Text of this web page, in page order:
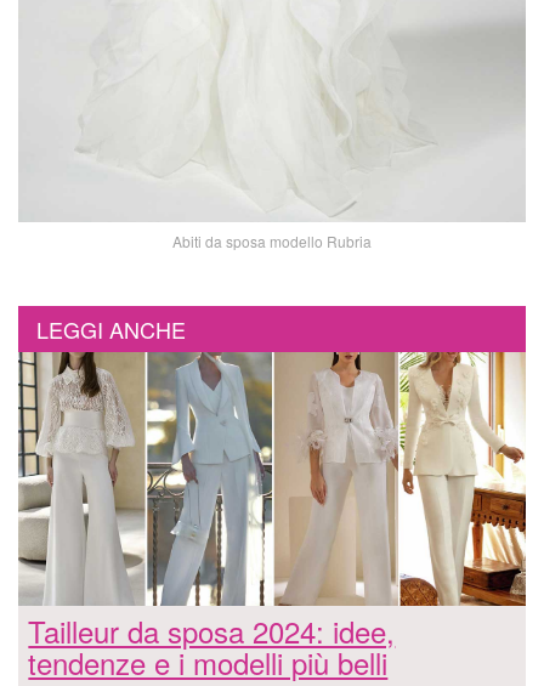
Abiti da sposa modello Rubria
LEGGI ANCHE
Tailleur da sposa 2024: idee,
tendenze e i modelli più belli